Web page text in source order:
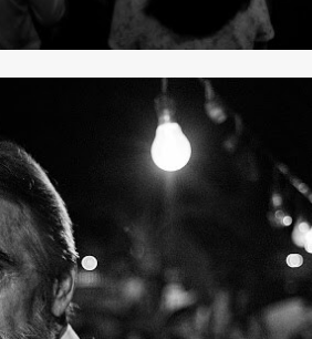
TWEET LINE EMAIL